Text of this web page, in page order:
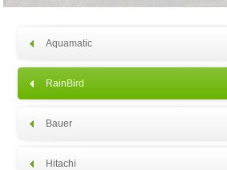
Aquamatic
RainBird
Bauer
Hitachi